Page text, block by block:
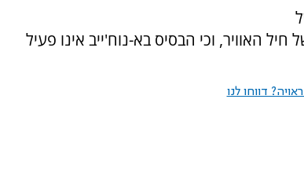
האוויר, וכי הבסיס בא-נוח'ייב אינו פעיל
דווחו לנו